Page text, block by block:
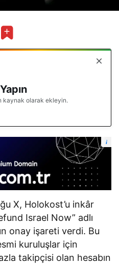
kaynak olarak ekleyin.
i
X, Holokost’u inkâr
Israel Now” adlı
onay işareti verdi. Bu
kuruluşlar için
takipçisi olan hesabın